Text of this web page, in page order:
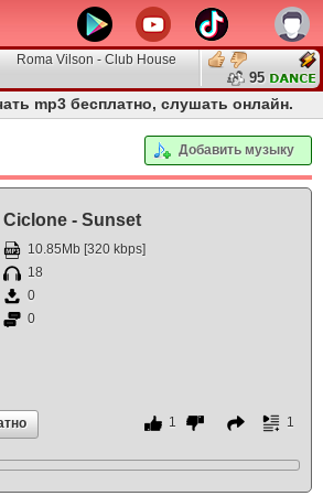
Roma Vilson - Club House Party
95
mp3 бесплатно, слушать онлайн.
Добавить музыку
Ciclone - Sunset
10.85Mb [320 kbps]
18
0
0
1 1